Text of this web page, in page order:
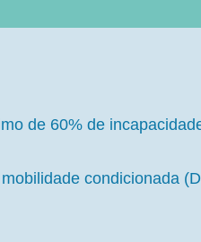
de 60% de
condicionada